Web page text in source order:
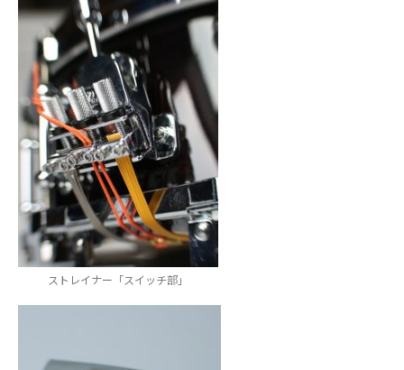
ストレイナー「スイッチ部」